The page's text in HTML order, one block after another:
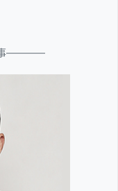
事————